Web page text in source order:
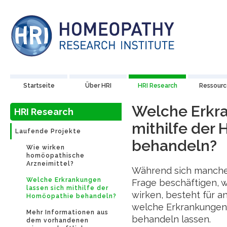
Startseite Über HRI HRI Research
HRI Research
Laufende Projekte
Wie wirken
homöopathische
Arzneimittel?
Welche Erkrankungen
lassen sich mithilfe der
Homöopathie behandeln?
Mehr Informationen aus
dem vorhandenen
Welche
mithilfe der
behandeln?
Während sich
Frage beschäftigen,
wirken, besteht für
welche
behandeln lassen.